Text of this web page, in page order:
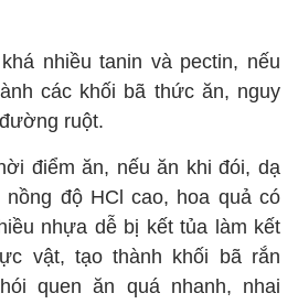
nhiều tanin và pectin, nếu
các khối bã thức ăn, nguy
ruột.
điểm ăn, nếu ăn khi đói, dạ
nồng độ HCl cao, hoa quả có
nhựa dễ bị kết tủa làm kết
vật, tạo thành khối bã rắn
quen ăn quá nhanh, nhai